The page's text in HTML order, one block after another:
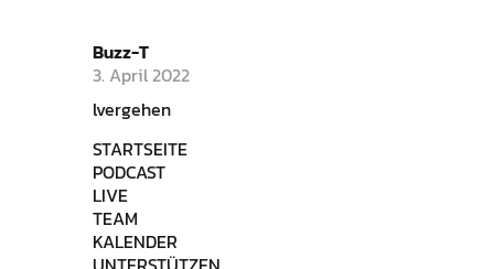
Buzz-T
3. April 2022
lvergehen
STARTSEITE
PODCAST
LIVE
TEAM
KALENDER